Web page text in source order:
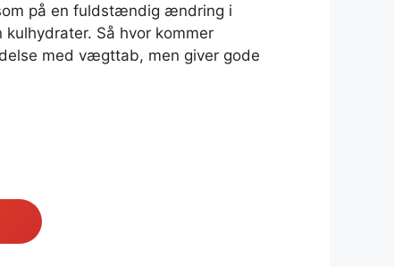
på en fuldstændig ændring i
Så hvor kommer
med vægttab, men giver gode